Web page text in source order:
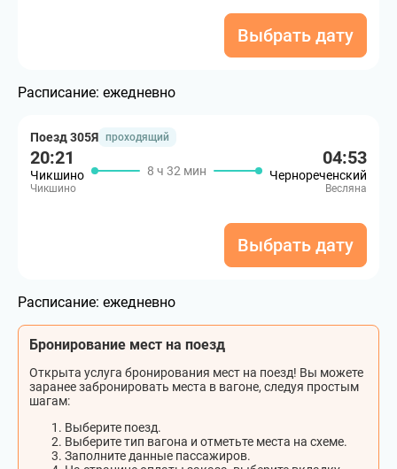
Выбрать дату
Расписание: ежедневно
Поезд 305Я проходящий
20:21
Чикшино
Чикшино
8 ч 32 мин
04:53
Чернореченский
Весляна
Выбрать дату
Расписание: ежедневно
Бронирование мест на поезд
Открыта услуга бронирования мест на поезд! Вы можете
заранее забронировать места в вагоне, следуя простым
шагам:
Выберите поезд.
Выберите тип вагона и отметьте места на схеме.
Заполните данные пассажиров.